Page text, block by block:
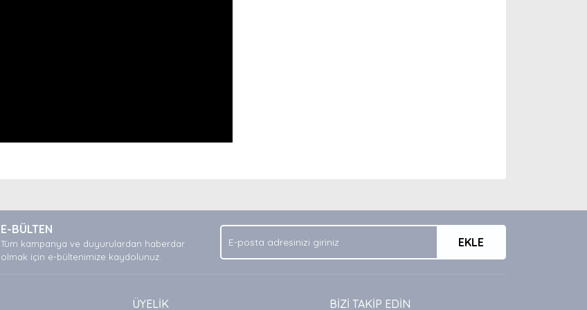
E-BÜLTEN
Tüm kampanya ve duyurulardan haberdar
olmak için e-bültenimize kaydolunuz.
EKLE
ÜYELİK BİZİ TAKİP EDİN